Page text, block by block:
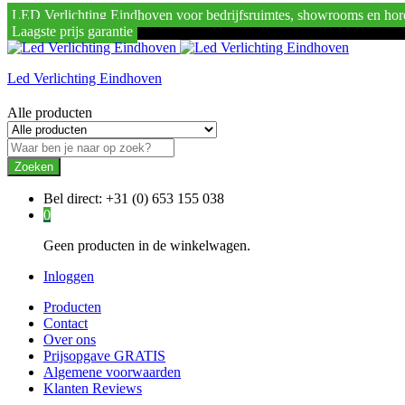
LED Verlichting Eindhoven voor bedrijfsruimtes, showrooms en
Laagste prijs garantie
Led Verlichting Eindhoven
Alle producten
Zoeken
Bel direct: +31 (0) 653 155 038
0
Geen producten in de winkelwagen.
Inloggen
Producten
Contact
Over ons
Prijsopgave GRATIS
Algemene voorwaarden
Klanten Reviews